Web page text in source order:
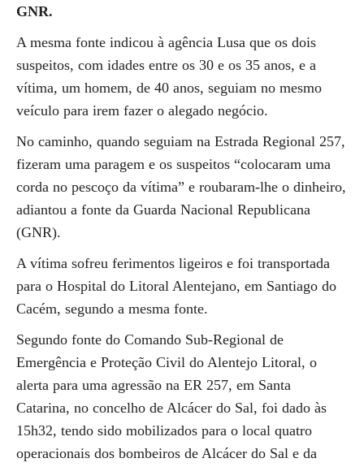
GNR.
A mesma fonte indicou à agência Lusa que os dois
suspeitos, com idades entre os 30 e os 35 anos, e a
vítima, um homem, de 40 anos, seguiam no mesmo
veículo para irem fazer o alegado negócio.
No caminho, quando seguiam na Estrada Regional 257,
fizeram uma paragem e os suspeitos “colocaram uma
corda no pescoço da vítima” e roubaram-lhe o dinheiro,
adiantou a fonte da Guarda Nacional Republicana
(GNR).
A vítima sofreu ferimentos ligeiros e foi transportada
para o Hospital do Litoral Alentejano, em Santiago do
Cacém, segundo a mesma fonte.
Segundo fonte do Comando Sub-Regional de
Emergência e Proteção Civil do Alentejo Litoral, o
alerta para uma agressão na ER 257, em Santa
Catarina, no concelho de Alcácer do Sal, foi dado às
15h32, tendo sido mobilizados para o local quatro
operacionais dos bombeiros de Alcácer do Sal e da